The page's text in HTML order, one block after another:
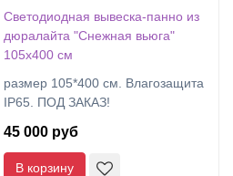
Cветодиодная вывеска-панно из
дюралайта "Снежная вьюга"
105х400 см
размер 105*400 см. Влагозащита
IP65. ПОД ЗАКАЗ!
45 000 руб
В корзину